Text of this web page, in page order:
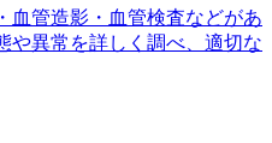
血管造影・血管検査などがあ
や異常を詳しく調べ、適切な